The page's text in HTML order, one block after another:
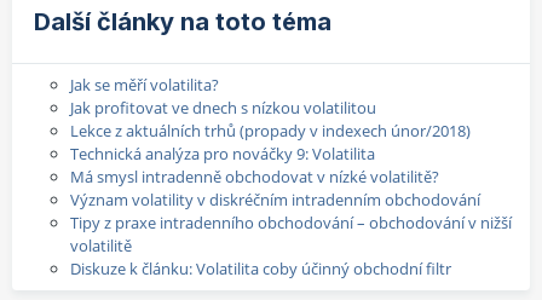
Další články na toto téma
Jak se měří volatilita?
Jak profitovat ve dnech s nízkou volatilitou
Lekce z aktuálních trhů (propady v indexech únor/2018)
Technická analýza pro nováčky 9: Volatilita
Má smysl intradenně obchodovat v nízké volatilitě?
Význam volatility v diskréčním intradenním obchodování
Tipy z praxe intradenního obchodování – obchodování v nižší
volatilitě
Diskuze k článku: Volatilita coby účinný obchodní filtr